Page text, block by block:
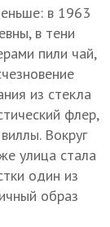
в 1963
в тени
пили чай,
из стекла
флер,
Вокруг
улица стала
один из
образ